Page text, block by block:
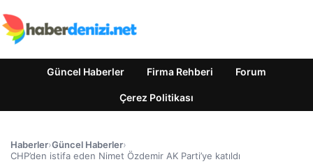
Güncel Haberler Firma Rehberi Forum
Çerez Politikası
Haberler›Güncel Haberler›
CHP’den istifa eden Nimet Özdemir AK Parti’ye katıldı